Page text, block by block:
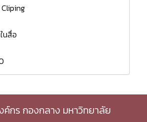
Cliping
นสื่อ
ค์กร กองกลาง มหาวิทยาลัย